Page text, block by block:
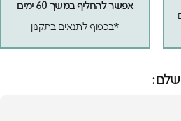
אפשר להחליף במשך 60 ימים
*בכפוף לתנאים בתקנון